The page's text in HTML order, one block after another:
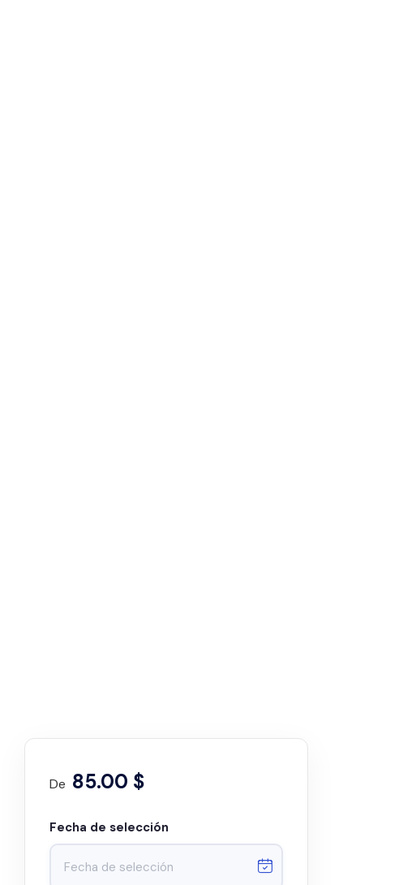
De 85.00 $
Fecha de selección